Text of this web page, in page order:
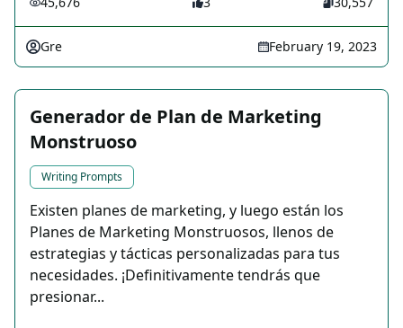
Gre February 19, 2023
Generador de Plan de Marketing
Monstruoso
Writing Prompts
Existen planes de marketing, y luego están los
Planes de Marketing Monstruosos, llenos de
estrategias y tácticas personalizadas para tus
necesidades. ¡Definitivamente tendrás que
presionar...